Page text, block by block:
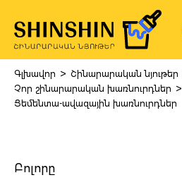
Գլխավոր > Շինարարական նյութեր
Չոր շինարարական խառնուրդներ >
Ցեմենտա-ավազային խառնուրդներ
Բոլորը